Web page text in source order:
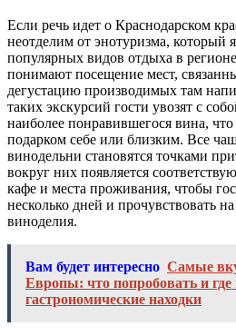
Если речь идет о Краснодарском
неотделим от энотуризма, который
популярных видов отдыха в
понимают посещение мест,
дегустацию производимых там
таких экскурсий гости увозят с
наиболее понравившегося вина,
подарком себе или близким. Все
винодельни становятся точками
вокруг них появляется
кафе и места проживания, чтобы
несколько дней и прочувствовать
виноделия.
Вам будет интересно Самые
Европы: что попробовать и где
гастрономические находки